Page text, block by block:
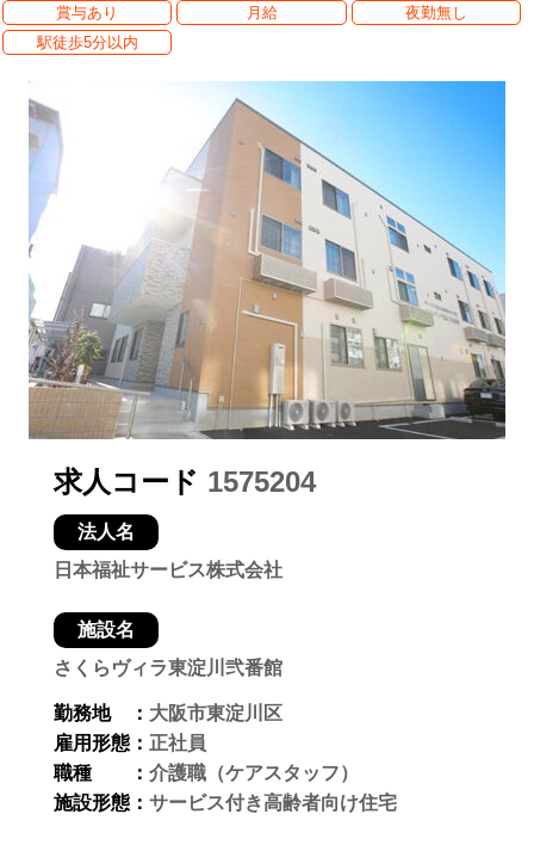
賞与あり
月給
夜勤無し
駅徒歩5分以内
求人コード 1575204
法人名
日本福祉サービス株式会社
施設名
さくらヴィラ東淀川弐番館
勤務地 ： 大阪市東淀川区
雇用形態： 正社員
職種 ： 介護職（ケアスタッフ）
施設形態： サービス付き高齢者向け住宅